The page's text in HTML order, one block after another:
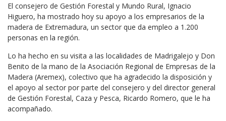
El consejero de Gestión Forestal y Mundo Rural, Ignacio
Higuero, ha mostrado hoy su apoyo a los empresarios de la
madera de Extremadura, un sector que da empleo a 1.200
personas en la región.
Lo ha hecho en su visita a las localidades de Madrigalejo y Don
Benito de la mano de la Asociación Regional de Empresas de la
Madera (Aremex), colectivo que ha agradecido la disposición y
el apoyo al sector por parte del consejero y del director general
de Gestión Forestal, Caza y Pesca, Ricardo Romero, que le ha
acompañado.